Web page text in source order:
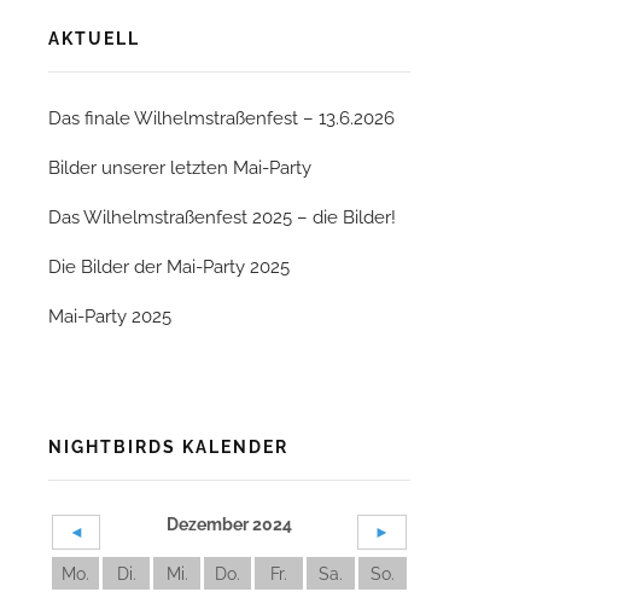
AKTUELL
Das finale Wilhelmstraßenfest – 13.6.2026
Bilder unserer letzten Mai-Party
Das Wilhelmstraßenfest 2025 – die Bilder!
Die Bilder der Mai-Party 2025
Mai-Party 2025
NIGHTBIRDS KALENDER
◄ Dezember 2024 ►
Mo. Di. Mi. Do. Fr. Sa.
So.